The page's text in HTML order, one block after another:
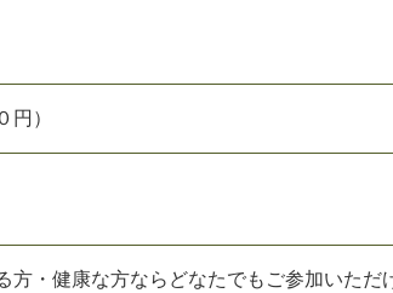
円）
方・健康な方ならどなたでもご参加いただ